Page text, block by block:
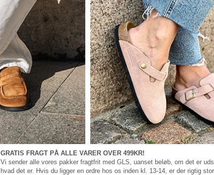
GRATIS FRAGT PÅ ALLE VARER OVER 499KR!
Vi sender alle vores pakker fragtfrit med GLS, uanset beløb, om det er
hvad det er. Hvis du ligger en ordre hos os inden kl. 13-14, er der rigtig